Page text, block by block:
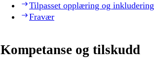
Tilpasset opplæring og inkludering
Fravær
Kompetanse og tilskudd